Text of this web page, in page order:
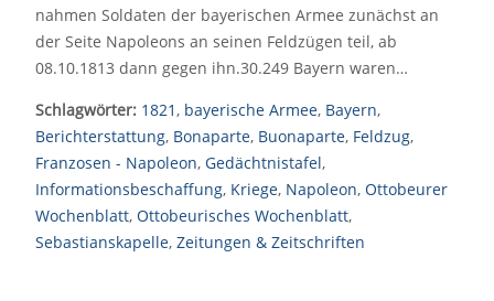
nahmen Soldaten der bayerischen Armee zunächst an
der Seite Napoleons an seinen Feldzügen teil, ab
08.10.1813 dann gegen ihn.30.249 Bayern waren…
Schlagwörter: 1821, bayerische Armee, Bayern,
Berichterstattung, Bonaparte, Buonaparte, Feldzug,
Franzosen - Napoleon, Gedächtnistafel,
Informationsbeschaffung, Kriege, Napoleon, Ottobeurer
Wochenblatt, Ottobeurisches Wochenblatt,
Sebastianskapelle, Zeitungen & Zeitschriften